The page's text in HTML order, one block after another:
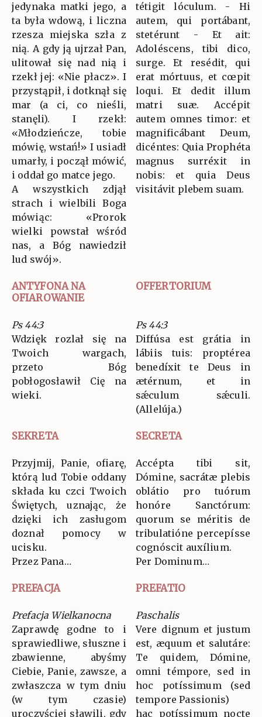
jedynaka matki jego, a
ta była wdową, i liczna
rzesza miejska szła z
nią. A gdy ją ujrzał Pan,
ulitował się nad nią i
rzekł jej: «Nie płacz». I
przystąpił, i dotknął się
mar (a ci, co nieśli,
stanęli). I rzekł:
«Młodzieńcze, tobie
mówię, wstań!» I usiadł
umarły, i począł mówić,
i oddał go matce jego.
A wszystkich zdjął
strach i wielbili Boga
mówiąc: «Prorok
wielki powstał wśród
nas, a Bóg nawiedził
lud swój».
tétigit lóculum. - Hi
autem, qui portábant,
stetérunt - Et ait:
Adoléscens, tibi dico,
surge. Et resédit, qui
erat mórtuus, et cœpit
loqui. Et dedit illum
matri suæ. Accépit
autem omnes timor: et
magnificábant Deum,
dicéntes: Quia Prophéta
magnus surréxit in
nobis: et quia Deus
visitávit plebem suam.
ANTYFONA NA
OFIAROWANIE
OFFERTORIUM
Ps 44:3
Wdzięk rozlał się na
Twoich wargach,
przeto Bóg
pobłogosławił Cię na
wieki.
Ps 44:3
Diffúsa est grátia in
lábiis tuis: proptérea
benedíxit te Deus in
ætérnum, et in
sǽculum sǽculi.
(Allelúja.)
SEKRETA SECRETA
Przyjmij, Panie, ofiarę,
którą lud Tobie oddany
składa ku czci Twoich
Świętych, uznając, że
dzięki ich zasługom
doznał pomocy w
ucisku.
Przez Pana…
Accépta tibi sit,
Dómine, sacrátæ plebis
oblátio pro tuórum
honóre Sanctórum:
quorum se méritis de
tribulatióne percepísse
cognóscit auxílium.
Per Dominum…
PREFACJA PREFATIO
Prefacja Wielkanocna
Zaprawdę godne to i
sprawiedliwe, słuszne i
zbawienne, abyśmy
Ciebie, Panie, zawsze, a
zwłaszcza w tym dniu
(w tym czasie)
uroczyściej sławili, gdy
Paschalis
Vere dignum et justum
est, æquum et salutáre:
Te quidem, Dómine,
omni témpore, sed in
hoc potíssimum (sed
tempore Passionis)
hac potíssimum nocte